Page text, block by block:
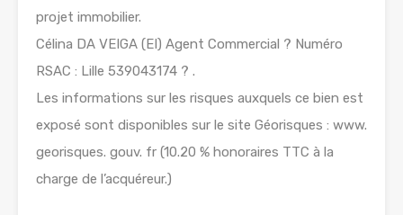
projet immobilier.
Célina DA VEIGA (EI) Agent Commercial ? Numéro
RSAC : Lille 539043174 ? .
Les informations sur les risques auxquels ce bien est
exposé sont disponibles sur le site Géorisques : www.
georisques. gouv. fr (10.20 % honoraires TTC à la
charge de l’acquéreur.)